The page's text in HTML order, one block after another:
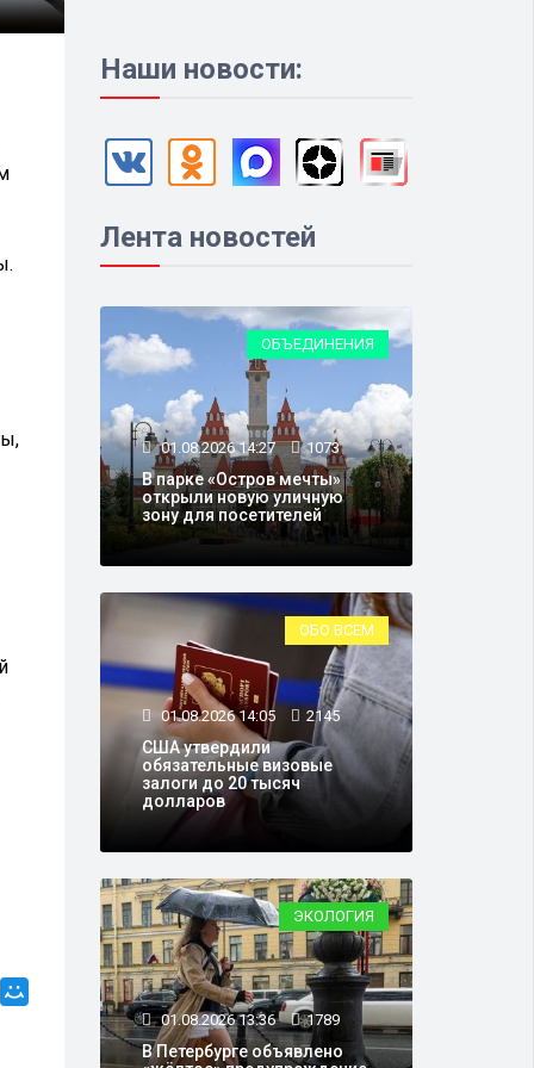
Наши новости:
Лента новостей
ОБЪЕДИНЕНИЯ
01.08.2026 14:27 1073
В парке «Остров мечты»
открыли новую уличную
зону для посетителей
ОБО ВСЕМ
01.08.2026 14:05 2145
США утвердили
обязательные визовые
залоги до 20 тысяч
долларов
ЭКОЛОГИЯ
01.08.2026 13:36 1789
В Петербурге объявлено